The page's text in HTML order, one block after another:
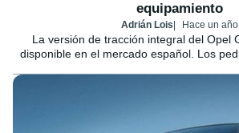
equipamiento
Adrián Lois Hace un año
La versión de tracción integral del Opel
disponible en el mercado español. Los